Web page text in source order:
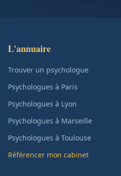
L'annuaire
Trouver un psychologue
Psychologues à Paris
Psychologues à Lyon
Psychologues à Marseille
Psychologues à Toulouse
Référencer mon cabinet